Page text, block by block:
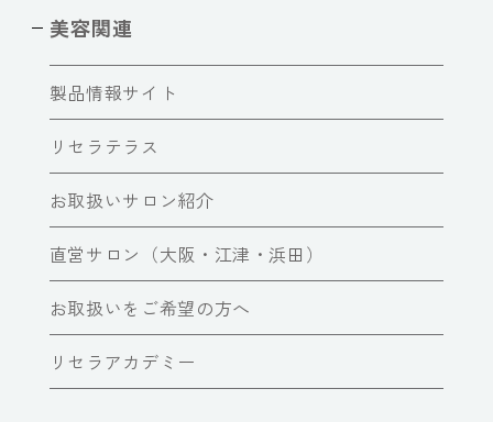
美容関連
製品情報サイト
リセラテラス
お取扱いサロン紹介
直営サロン（大阪・江津・浜田）
お取扱いをご希望の方へ
リセラアカデミー